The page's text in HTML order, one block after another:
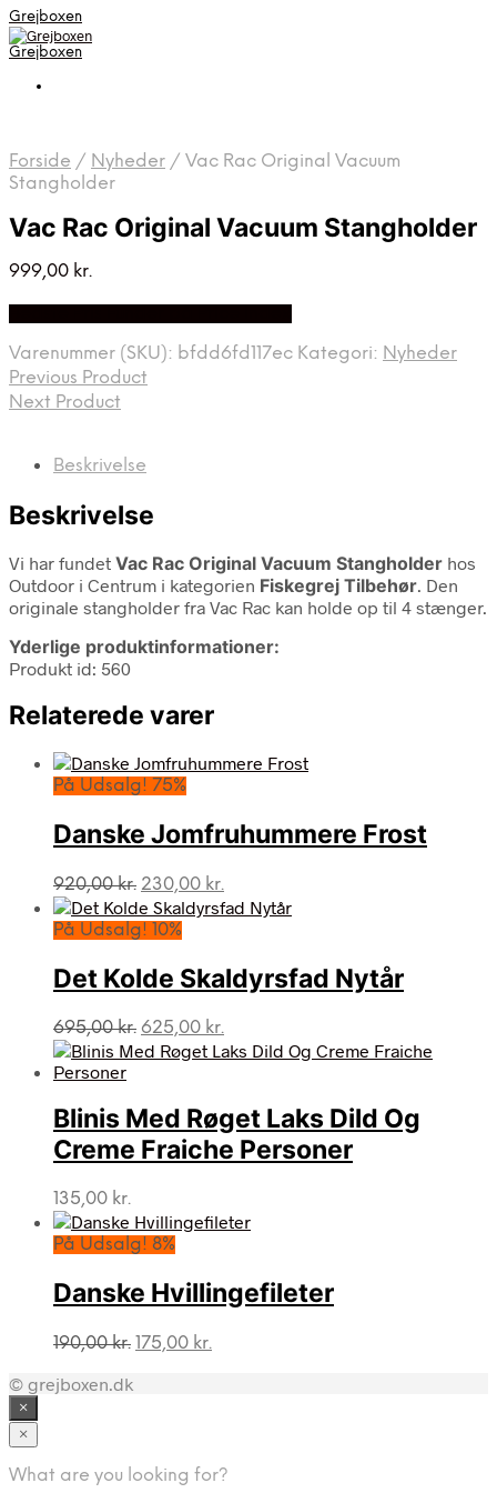
Grejboxen
Grejboxen
Forside / Nyheder / Vac Rac Original Vacuum
Stangholder
Vac Rac Original Vacuum Stangholder
999,00 kr.
Varenummer (SKU): bfdd6fd117ec Kategori: Nyheder
Previous Product
Next Product
Beskrivelse
Beskrivelse
Vi har fundet Vac Rac Original Vacuum Stangholder hos
Outdoor i Centrum i kategorien Fiskegrej Tilbehør. Den
originale stangholder fra Vac Rac kan holde op til 4 stænger.
Yderlige produktinformationer:
Produkt id: 560
Relaterede varer
På Udsalg! 75%
Danske Jomfruhummere Frost
920,00kr. Den
oprindelige
pris
920,00 kr..
230,00 kr.
aktuelle
230,00 kr..
På Udsalg! 10%
Det Kolde Skaldyrsfad Nytår
695,00kr. Den
oprindelige
695,00 kr..
625,00 kr.
aktuelle
625,00 kr..
Blinis Med Røget Laks Dild Og
Creme Fraiche Personer
135,00 kr.
På Udsalg! 8%
Danske Hvillingefileter
190,00kr. Den
175,00 kr.
© grejboxen.dk
×
×
What are you looking for?